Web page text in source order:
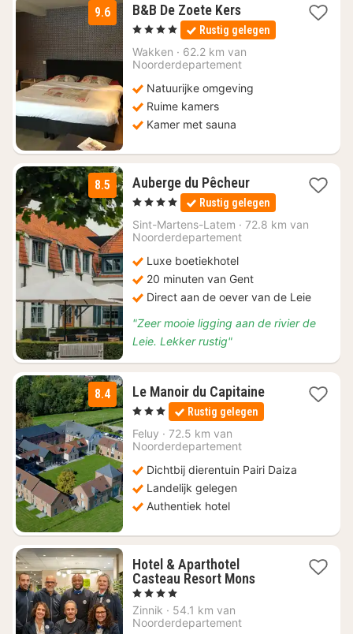
9.6 B&B De Zoete Kers3
nachten
vanaf
€
106,67
, 4 Sterren Rustig gelegen
Wakken · 62.2 km van
Noorderdepartement
Natuurijke omgeving
Ruime kamers
Kamer met sauna
8.5 Auberge du Pêcheur1
nacht
vanaf
€
, 4 Sterren Rustig gelegen
Sint-Martens-Latem · 72.8 km van
Noorderdepartement
Luxe boetiekhotel
20 minuten van Gent
Direct aan de oever van de Leie
"Zeer mooie ligging aan de rivier de
Leie. Lekker rustig"
8.4 Le Manoir du Capitaine1
nacht
vanaf
, 3 Sterren Rustig gelegen
Feluy · 72.5 km van
Noorderdepartement
Dichtbij dierentuin Pairi Daiza
Landelijk gelegen
Authentiek hotel
Hotel & Aparthotel
Casteau Resort Mons1
, 4 Sterren
Zinnik · 54.1 km van
Noorderdepartement